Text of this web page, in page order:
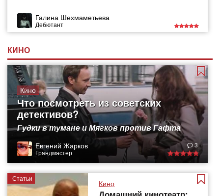
Галина Шехмаметьева
Дебютант
КИНО
Кино
Что посмотреть из советских
детективов?
Гудки в тумане и Мягков против Гафта
Евгений Жарков
Грандмастер
3
Статьи
Кино